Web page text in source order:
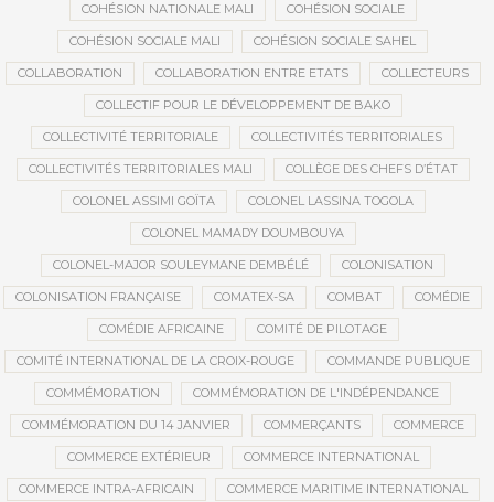
COHÉSION NATIONALE MALI COHÉSION SOCIALE
COHÉSION SOCIALE MALI COHÉSION SOCIALE SAHEL
COLLABORATION COLLABORATION ENTRE ETATS COLLECTEURS
COLLECTIF POUR LE DÉVELOPPEMENT DE BAKO
COLLECTIVITÉ TERRITORIALE COLLECTIVITÉS TERRITORIALES
COLLECTIVITÉS TERRITORIALES MALI COLLÈGE DES CHEFS D’ÉTAT
COLONEL ASSIMI GOÏTA COLONEL LASSINA TOGOLA
COLONEL MAMADY DOUMBOUYA
COLONEL-MAJOR SOULEYMANE DEMBÉLÉ COLONISATION
COLONISATION FRANÇAISE COMATEX-SA COMBAT COMÉDIE
COMÉDIE AFRICAINE COMITÉ DE PILOTAGE
COMITÉ INTERNATIONAL DE LA CROIX-ROUGE COMMANDE PUBLIQUE
COMMÉMORATION COMMÉMORATION DE L'INDÉPENDANCE
COMMÉMORATION DU 14 JANVIER COMMERÇANTS COMMERCE
COMMERCE EXTÉRIEUR COMMERCE INTERNATIONAL
COMMERCE INTRA-AFRICAIN COMMERCE MARITIME INTERNATIONAL